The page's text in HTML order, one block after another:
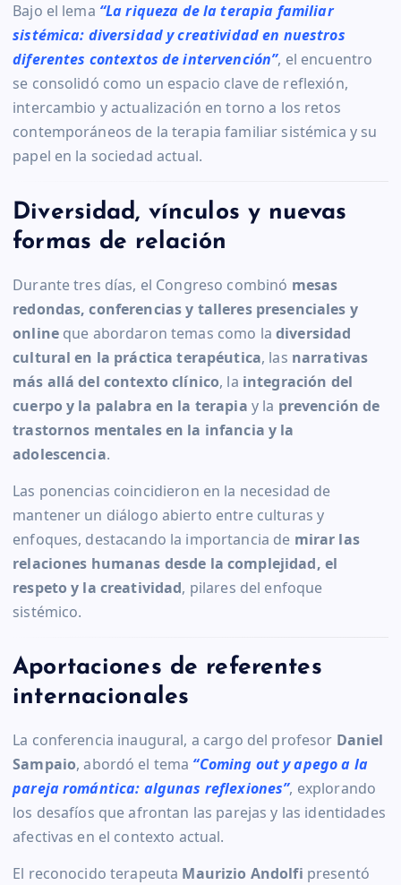
Bajo el lema “La riqueza de la terapia familiar
sistémica: diversidad y creatividad en nuestros
diferentes contextos de intervención”, el encuentro
se consolidó como un espacio clave de reflexión,
intercambio y actualización en torno a los retos
contemporáneos de la terapia familiar sistémica y su
papel en la sociedad actual.
Diversidad, vínculos y nuevas
formas de relación
Durante tres días, el Congreso combinó mesas
redondas, conferencias y talleres presenciales y
onlineque abordaron temas como ladiversidad
cultural en la práctica terapéutica, las narrativas
más allá del contexto clínico, la integración del
cuerpo y la palabra en la terapia y la prevención de
trastornos mentales en la infancia y la
adolescencia.
Las ponencias coincidieron en la necesidad de
mantener un diálogo abierto entre culturas y
enfoques, destacando la importancia de mirar las
relaciones humanas desde la complejidad, el
respeto y la creatividad, pilares del enfoque
sistémico.
Aportaciones de referentes
internacionales
La conferencia inaugural, a cargo del profesor Daniel
Sampaio, abordó el tema “Coming out y apego a la
pareja romántica: algunas reflexiones”, explorando
los desafíos que afrontan las parejas y las identidades
afectivas en el contexto actual.
El reconocido terapeuta Maurizio Andolfi presentó